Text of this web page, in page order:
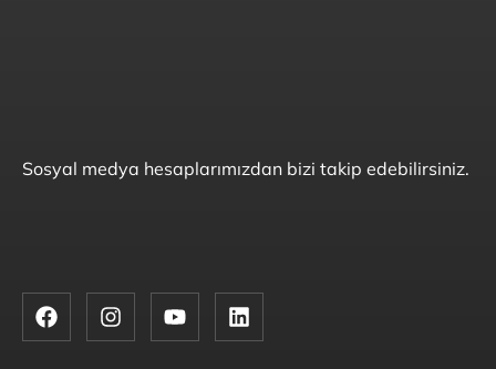
Sosyal medya hesaplarımızdan bizi takip edebilirsiniz.